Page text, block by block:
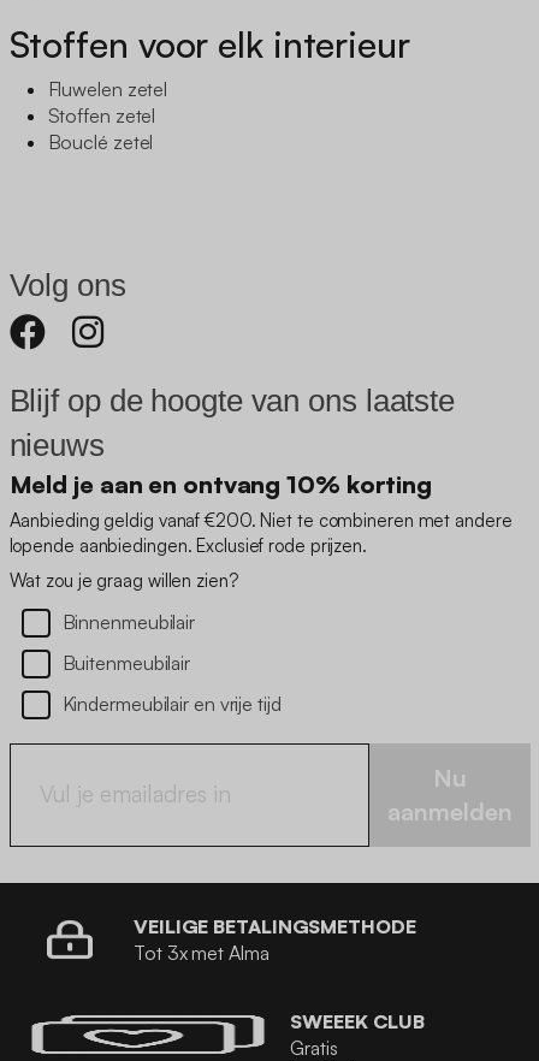
Stoffen voor elk interieur
Fluwelen zetel
Stoffen zetel
Bouclé zetel
Volg ons
Blijf op de hoogte van ons laatste
nieuws
Meld je aan en ontvang 10% korting
Aanbieding geldig vanaf €200. Niet te combineren met andere
lopende aanbiedingen. Exclusief rode prijzen.
Wat zou je graag willen zien?
Binnenmeubilair
Buitenmeubilair
Kindermeubilair en vrije tijd
Nu
aanmelden
VEILIGE BETALINGSMETHODE
Tot 3x met Alma
SWEEEK CLUB
Gratis